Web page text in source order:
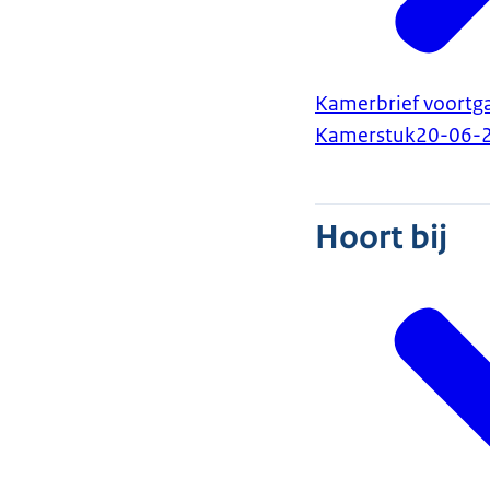
Kamerbrief
Kamerstuk20-06-
Hoort bij